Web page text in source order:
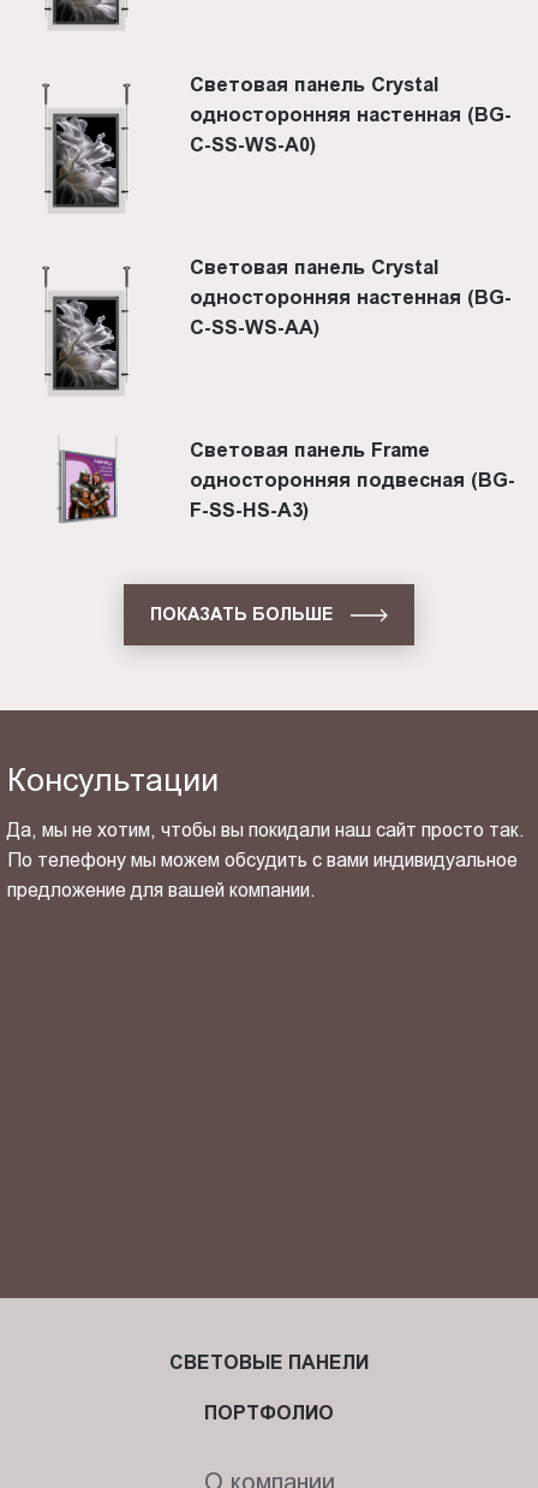
Световая панель Crystal
односторонняя настенная (BG-
C-SS-WS-A0)
Световая панель Crystal
односторонняя настенная (BG-
C-SS-WS-AA)
Световая панель Frame
односторонняя подвесная (BG-
F-SS-HS-A3)
ПОКАЗАТЬ БОЛЬШЕ
Консультации
Да, мы не хотим, чтобы вы покидали наш сайт просто так.
По телефону мы можем обсудить с вами индивидуальное
предложение для вашей компании.
ОТПРАВИТЬ СВОЙ КОНТАКТ
СВЕТОВЫЕ ПАНЕЛИ
ПОРТФОЛИО
О компании